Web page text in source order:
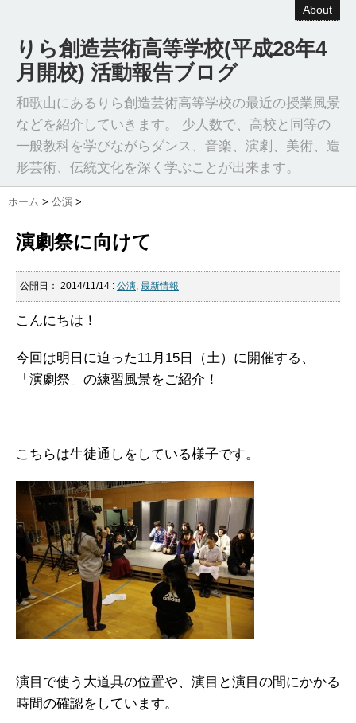
About
りら創造芸術高等学校(平成28年4
月開校) 活動報告ブログ
和歌山にあるりら創造芸術高等学校の最近の授業風景
などを紹介していきます。 少人数で、高校と同等の
一般教科を学びながらダンス、音楽、演劇、美術、造
形芸術、伝統文化を深く学ぶことが出来ます。
ホーム > 公演 >
演劇祭に向けて
公開日： 2014/11/14 : 公演, 最新情報
こんにちは！
今回は明日に迫った11月15日（土）に開催する、
「演劇祭」の練習風景をご紹介！
こちらは生徒通しをしている様子です。
演目で使う大道具の位置や、演目と演目の間にかかる
時間の確認をしています。